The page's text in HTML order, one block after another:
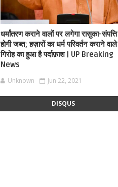
धर्मांतरण कराने वालों पर लगेगा रासुका-संपत्ति
होगी जब्त; हज़ारों का धर्म परिवर्तन कराने वाले
गिरोह का हुआ है पर्दाफ़ाश | UP Breaking
News
Unknown Jun 22, 2021
DISQUS